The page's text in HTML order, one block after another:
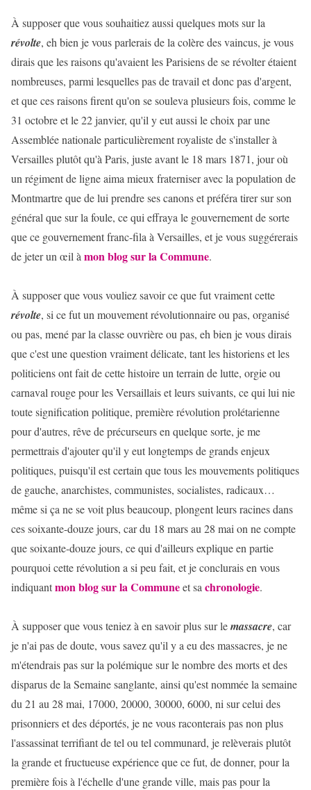
À supposer que vous souhaitiez aussi quelques mots sur la
révolte, eh bien je vous parlerais de la colère des vaincus, je vous
dirais que les raisons qu'avaient les Parisiens de se révolter étaient
nombreuses, parmi lesquelles pas de travail et donc pas d'argent,
et que ces raisons firent qu'on se souleva plusieurs fois, comme le
31 octobre et le 22 janvier, qu'il y eut aussi le choix par une
Assemblée nationale particulièrement royaliste de s'installer à
Versailles plutôt qu'à Paris, juste avant le 18 mars 1871, jour où
un régiment de ligne aima mieux fraterniser avec la population de
Montmartre que de lui prendre ses canons et préféra tirer sur son
général que sur la foule, ce qui effraya le gouvernement de sorte
que ce gouvernement franc-fila à Versailles, et je vous suggérerais
de jeter un œil à mon blog sur la Commune.
À supposer que vous vouliez savoir ce que fut vraiment cette
révolte, si ce fut un mouvement révolutionnaire ou pas, organisé
ou pas, mené par la classe ouvrière ou pas, eh bien je vous dirais
que c'est une question vraiment délicate, tant les historiens et les
politiciens ont fait de cette histoire un terrain de lutte, orgie ou
carnaval rouge pour les Versaillais et leurs suivants, ce qui lui nie
toute signification politique, première révolution prolétarienne
pour d'autres, rêve de précurseurs en quelque sorte, je me
permettrais d'ajouter qu'il y eut longtemps de grands enjeux
politiques, puisqu'il est certain que tous les mouvements politiques
de gauche, anarchistes, communistes, socialistes, radicaux…
même si ça ne se voit plus beaucoup, plongent leurs racines dans
ces soixante-douze jours, car du 18 mars au 28 mai on ne compte
que soixante-douze jours, ce qui d'ailleurs explique en partie
pourquoi cette révolution a si peu fait, et je conclurais en vous
indiquantmon blog sur la Communeet sa chronologie.
À supposer que vous teniez à en savoir plus sur lemassacre, car
je n'ai pas de doute, vous savez qu'il y a eu des massacres, je ne
m'étendrais pas sur la polémique sur le nombre des morts et des
disparus de la Semaine sanglante, ainsi qu'est nommée la semaine
du 21 au 28 mai, 17000, 20000, 30000, 6000, ni sur celui des
prisonniers et des déportés, je ne vous raconterais pas non plus
l'assassinat terrifiant de tel ou tel communard, je relèverais plutôt
la grande et fructueuse expérience que ce fut, de donner, pour la
première fois à l'échelle d'une grande ville, mais pas pour la